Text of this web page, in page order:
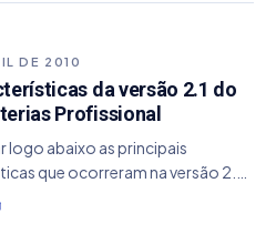
DE 2010
da versão 2.1 do
Profissional
logo abaixo as principais
que ocorreram na versão 2.1
Profissional. Os usuários da
pode fazer o upgrade